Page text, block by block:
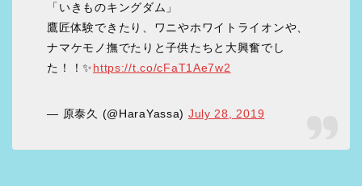
「いきものキングダム」
鷹匠体験できたり、ワニやホワイトライオンや、
ナマケモノ撫でたりと子供たちと大興奮でし
た！！✨https://t.co/cFaT1Ae7w2
— 原泰久 (@HaraYassa) July 28, 2019